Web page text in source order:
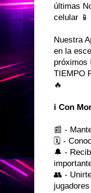
últimas
celular 📱
Nuestra
en la
próximos
TIEMPO
🔥
ℹ️ Con
📰 -
🗓️ -
🔔 -
👥 -
jugadores